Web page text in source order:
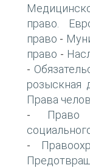
право.
право -
право -
-
розыскная
Права
- Право
-